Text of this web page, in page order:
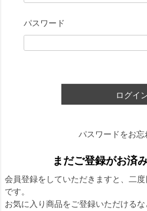
パスワード
ログイ
パスワードをお忘
まだご登録がお済
会員登録をしていただきますと、二
です。
お気に入り商品をご登録いただける